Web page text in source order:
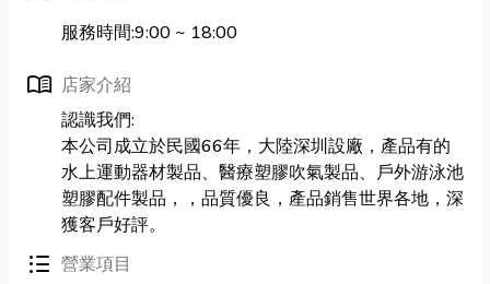
服務時間:9:00 ~ 18:00
menu_book 店家介紹
認識我們:
本公司成立於民國66年，大陸深圳設廠，產品有的
水上運動器材製品、醫療塑膠吹氣製品、戶外游泳池
塑膠配件製品，，品質優良，產品銷售世界各地，深
獲客戶好評。
format_list_bulleted 營業項目